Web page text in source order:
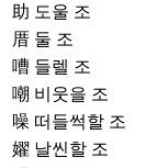
助 도울 조
厝 둘 조
嘈 들렐 조
嘲 비웃을 조
噪 떠들썩할 조
嬥 날씬할 조